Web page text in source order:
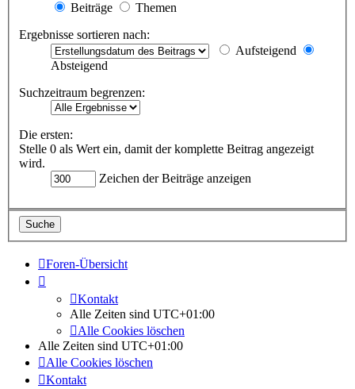
Beiträge
Themen
Ergebnisse sortieren nach:
Aufsteigend
Absteigend
Suchzeitraum begrenzen:
Die ersten:
Stelle 0 als Wert ein, damit der komplette Beitrag angezeigt
wird.
Zeichen der Beiträge anzeigen
Foren-Übersicht
Kontakt
Alle Zeiten sind UTC+01:00
Alle Cookies löschen
Alle Zeiten sind UTC+01:00
Alle Cookies löschen
Kontakt